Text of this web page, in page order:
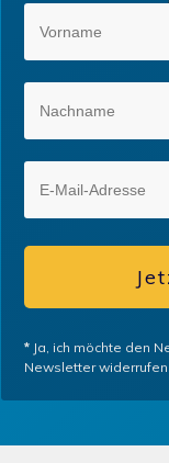
* Ja, ich möchte den
Newsletter